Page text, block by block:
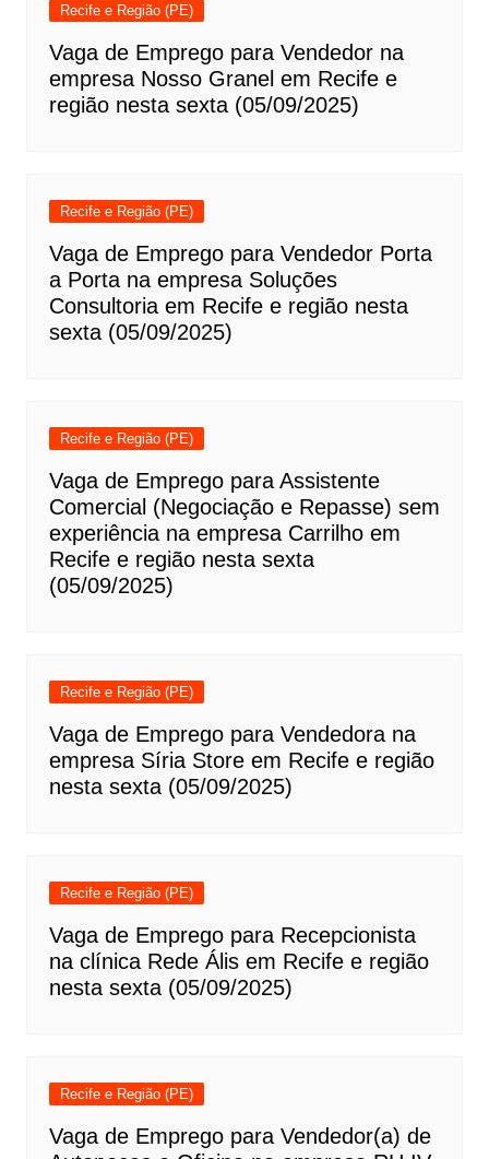
Recife e Região (PE)
Vaga de Emprego para Vendedor na
empresa Nosso Granel em Recife e
região nesta sexta (05/09/2025)
Recife e Região (PE)
Vaga de Emprego para Vendedor Porta
a Porta na empresa Soluções
Consultoria em Recife e região nesta
sexta (05/09/2025)
Recife e Região (PE)
Vaga de Emprego para Assistente
Comercial (Negociação e Repasse) sem
experiência na empresa Carrilho em
Recife e região nesta sexta
(05/09/2025)
Recife e Região (PE)
Vaga de Emprego para Vendedora na
empresa Síria Store em Recife e região
nesta sexta (05/09/2025)
Recife e Região (PE)
Vaga de Emprego para Recepcionista
na clínica Rede Ális em Recife e região
nesta sexta (05/09/2025)
Recife e Região (PE)
Vaga de Emprego para Vendedor(a) de